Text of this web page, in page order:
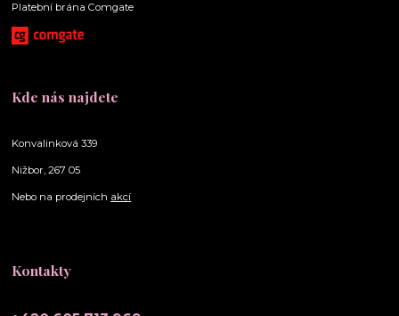
Platební brána Comgate
Kde nás najdete
Konvalinková 339
Nižbor, 267 05
Nebo na prodejních akcí
Kontakty